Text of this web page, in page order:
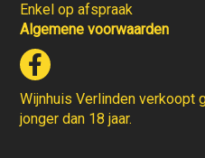
Enkel op afspraak
Algemene voorwaarden
Wijnhuis Verlinden verkoopt
jonger dan 18 jaar.